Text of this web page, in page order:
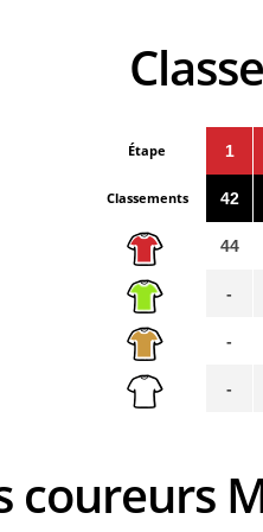
Étape
Classements
1
42
44
-
-
-
coureurs